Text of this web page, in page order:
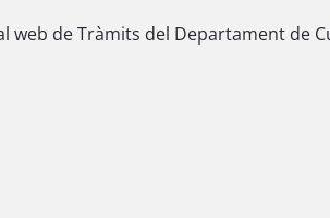
web de Tràmits del Departament de